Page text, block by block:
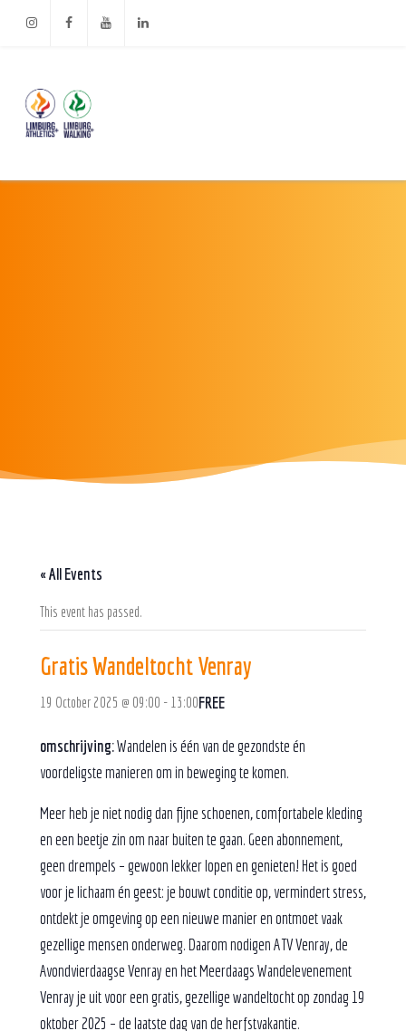
« All Events
This event has passed.
Gratis Wandeltocht Venray
19 October 2025 @ 09:00 - 13:00FREE
omschrijving:Wandelen is één van de gezondste én
voordeligste manieren om in beweging te komen.
Meer heb je niet nodig dan fijne schoenen, comfortabele kleding
en een beetje zin om naar buiten te gaan. Geen abonnement,
geen drempels – gewoon lekker lopen en genieten! Het is goed
voor je lichaam én geest: je bouwt conditie op, vermindert stress,
ontdekt je omgeving op een nieuwe manier en ontmoet vaak
gezellige mensen onderweg. Daarom nodigen ATV Venray, de
Avondvierdaagse Venray en het Meerdaags Wandelevenement
Venray je uit voor een gratis, gezellige wandeltocht op zondag 19
oktober 2025 – de laatste dag van de herfstvakantie.